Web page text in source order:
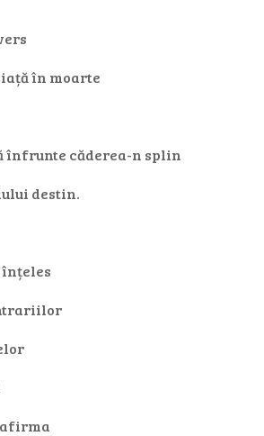
în moarte
înfrunte căderea-n splin
destin.
înțeles